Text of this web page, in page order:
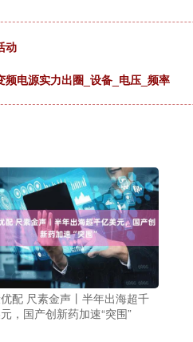
动
电源实力出圈_设备_电压_频率
配 尺素金声丨半年出海超千
，国产创新药加速“突围”